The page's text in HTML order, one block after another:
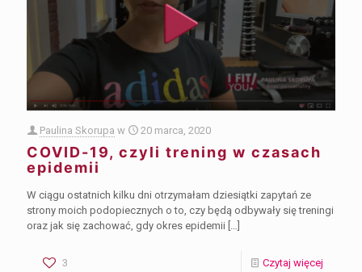
Paulina Skorupa w 20 marca, 2020
COVID-19, czyli trening w czasach
epidemii
W ciągu ostatnich kilku dni otrzymałam dziesiątki zapytań ze
strony moich podopiecznych o to, czy będą odbywały się treningi
oraz jak się zachować, gdy okres epidemii […]
3 Czytaj więcej